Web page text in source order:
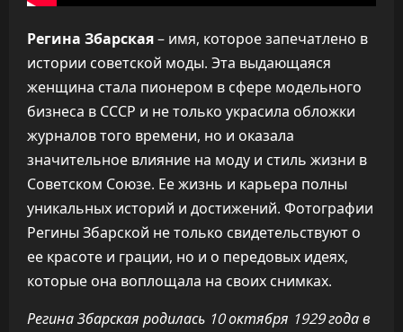
Регина Збарская– имя, которое запечатлено в
истории советской моды. Эта выдающаяся
женщина стала пионером в сфере модельного
бизнеса в СССР и не только украсила обложки
журналов того времени, но и оказала
значительное влияние на моду и стиль жизни в
Советском Союзе. Ее жизнь и карьера полны
уникальных историй и достижений. Фотографии
Регины Збарской не только свидетельствуют о
ее красоте и грации, но и о передовых идеях,
которые она воплощала на своих снимках.
Регина Збарская родилась 10 октября 1929 года в